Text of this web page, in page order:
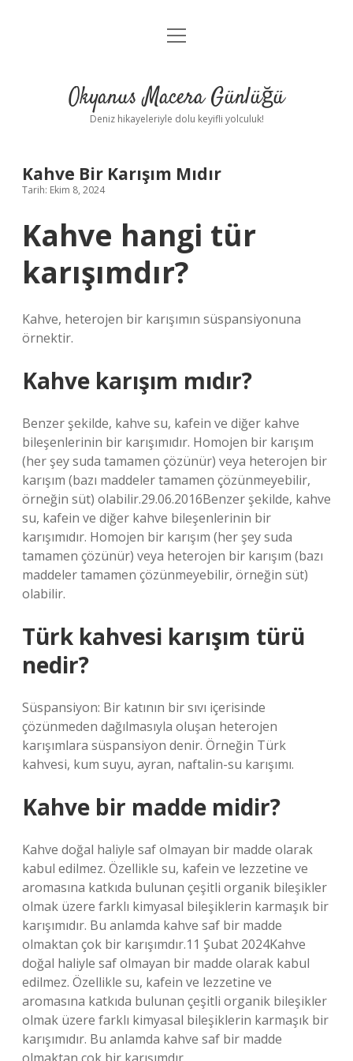
Anasayfa
Yasal Uyarı
menüyü
Okyanus Macera Günlüğü
Deniz hikayeleriyle dolu keyifli yolculuk!
Kahve Bir Karışım Mıdır
Tarih: Ekim 8, 2024
Kahve hangi tür
karışımdır?
Kahve, heterojen bir karışımın süspansiyonuna
örnektir.
Kahve karışım mıdır?
Benzer şekilde, kahve su, kafein ve diğer kahve
bileşenlerinin bir karışımıdır. Homojen bir karışım
(her şey suda tamamen çözünür) veya heterojen bir
karışım (bazı maddeler tamamen çözünmeyebilir,
örneğin süt) olabilir.29.06.2016Benzer şekilde, kahve
su, kafein ve diğer kahve bileşenlerinin bir
karışımıdır. Homojen bir karışım (her şey suda
tamamen çözünür) veya heterojen bir karışım (bazı
maddeler tamamen çözünmeyebilir, örneğin süt)
olabilir.
Türk kahvesi karışım türü
nedir?
Süspansiyon: Bir katının bir sıvı içerisinde
çözünmeden dağılmasıyla oluşan heterojen
karışımlara süspansiyon denir. Örneğin Türk
kahvesi, kum suyu, ayran, naftalin-su karışımı.
Kahve bir madde midir?
Kahve doğal haliyle saf olmayan bir madde olarak
kabul edilmez. Özellikle su, kafein ve lezzetine ve
aromasına katkıda bulunan çeşitli organik bileşikler
olmak üzere farklı kimyasal bileşiklerin karmaşık bir
karışımıdır. Bu anlamda kahve saf bir madde
olmaktan çok bir karışımdır.11 Şubat 2024Kahve
doğal haliyle saf olmayan bir madde olarak kabul
edilmez. Özellikle su, kafein ve lezzetine ve
aromasına katkıda bulunan çeşitli organik bileşikler
olmak üzere farklı kimyasal bileşiklerin karmaşık bir
karışımıdır. Bu anlamda kahve saf bir madde